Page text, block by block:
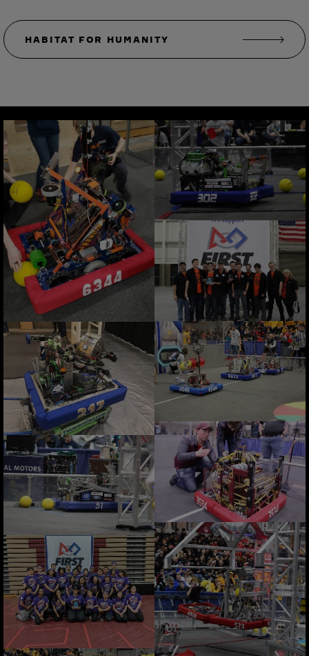
HABITAT FOR HUMANITY